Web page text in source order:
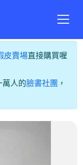
皮賣場直接購買喔
人的臉書社團 ，